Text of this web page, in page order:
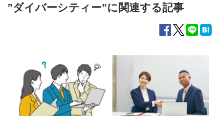
”ダイバーシティー”に関連する記事